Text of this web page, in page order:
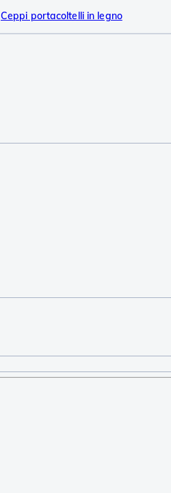
Ceppi portacoltelli in legno